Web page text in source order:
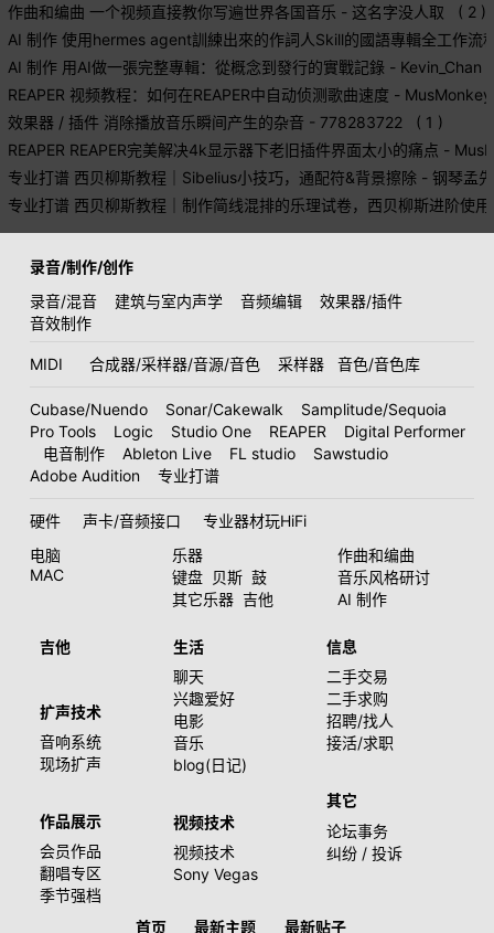
作曲和编曲 一个视频直接教你写遍世界各国音乐 - 这名字没人取 ( 2 )
AI 制作 使用hermes agent訓練出來的作詞人Skill的國語專輯全工作流
AI 制作 用AI做一張完整專輯：從概念到發行的實戰記錄 - Kevin_Chan
REAPER 视频教程：如何在REAPER中自动侦测歌曲速度 -
效果器 / 插件 消除播放音乐瞬间产生的杂音 - 778283722 ( 1 )
REAPER REAPER完美解决4k显示器下老旧插件界面太小的痛点 -
专业打谱 西贝柳斯教程｜Sibelius小技巧，通配符&背景擦除 - 钢琴孟
专业打谱 西贝柳斯教程｜制作简线混排的乐理试卷，西贝柳斯进阶使
录音/制作/创作
录音/混音
建筑与室内声学 音频编辑
效果器/插件
音效制作
MIDI 合成器/采样器/音源/音色 采样器 音色/音色库
Cubase/Nuendo Sonar/Cakewalk
Samplitude/Sequoia
Pro Tools
Logic Studio One REAPER
Digital Performer
电音制作
Ableton Live FL studio
Sawstudio
Adobe Audition
专业打谱
硬件 声卡/音频接口
专业器材玩HiFi
电脑
MAC
乐器
键盘 贝斯 鼓
其它乐器 吉他
作曲和编曲
音乐风格研讨
AI 制作
吉他
扩声技术
音响系统
现场扩声
作品展示
会员作品
翻唱专区
季节强档
生活
聊天
兴趣爱好
电影
音乐
blog(日记)
视频技术
视频技术
Sony Vegas
信息
二手交易
二手求购
招聘/找人
接活/求职
其它
论坛事务
纠纷 / 投诉
首页 最新主题 最新贴子